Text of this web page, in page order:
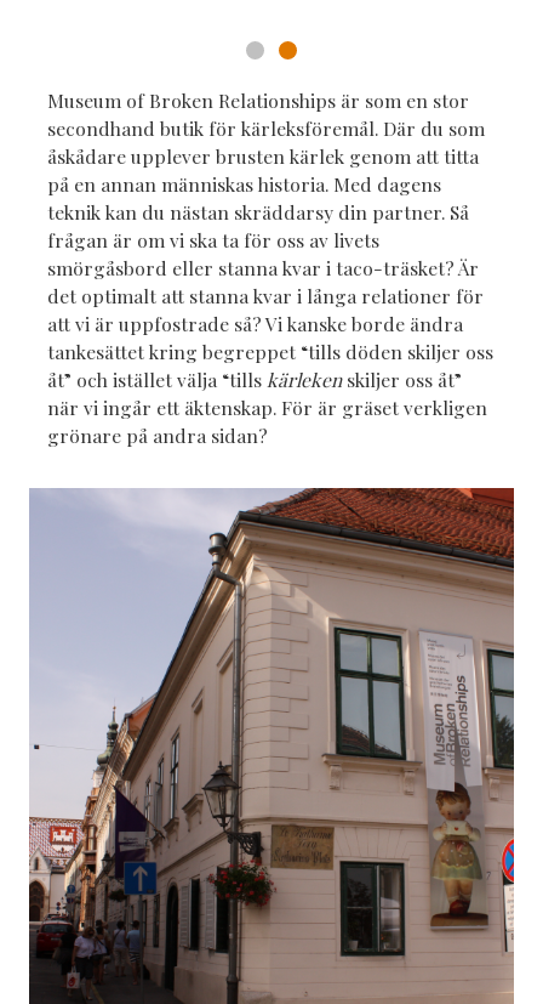
Museum of Broken Relationships är som en stor
secondhand butik för kärleksföremål. Där du som
åskådare upplever brusten kärlek genom att titta
på en annan människas historia. Med dagens
teknik kan du nästan skräddarsy din partner. Så
frågan är om vi ska ta för oss av livets
smörgåsbord eller stanna kvar i taco-träsket? Är
det optimalt att stanna kvar i långa relationer för
att vi är uppfostrade så? Vi kanske borde ändra
tankesättet kring begreppet “tills döden skiljer oss
åt” och istället välja “tillskärlekenskiljer oss åt”
när vi ingår ett äktenskap. För är gräset verkligen
grönare på andra sidan?